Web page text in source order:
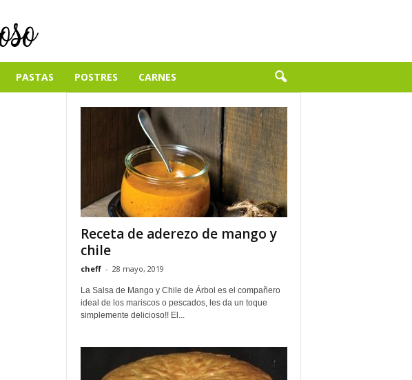
PASTAS POSTRES CARNES
Receta de aderezo de mango y
chile
cheff - 28 mayo, 2019
La Salsa de Mango y Chile de Árbol es el compañero
ideal de los mariscos o pescados, les da un toque
simplemente delicioso!! El...